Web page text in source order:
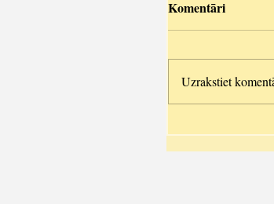
Komentāri
Uzrakstiet